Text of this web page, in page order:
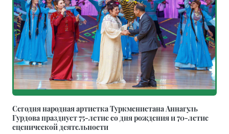
Сегодня народная артистка Туркменистана Аннагуль
Гурдова празднует 75-летие со дня рождения и 70-летие
сценической деятельности